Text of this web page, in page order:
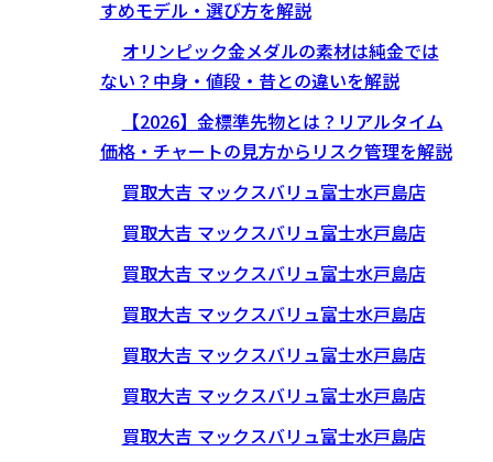
すめモデル・選び方を解説
オリンピック金メダルの素材は純金では
ない？中身・値段・昔との違いを解説
【2026】金標準先物とは？リアルタイム
価格・チャートの見方からリスク管理を解説
買取大吉 マックスバリュ富士水戸島店
買取大吉 マックスバリュ富士水戸島店
買取大吉 マックスバリュ富士水戸島店
買取大吉 マックスバリュ富士水戸島店
買取大吉 マックスバリュ富士水戸島店
買取大吉 マックスバリュ富士水戸島店
買取大吉 マックスバリュ富士水戸島店